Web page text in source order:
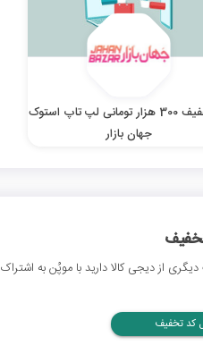
کد تخفیف 300 هزار تومانی لپ تاپ استوک
جهان بازار
از دیجی کالا دارید با موپُن به اشتراک
کد تخفیف